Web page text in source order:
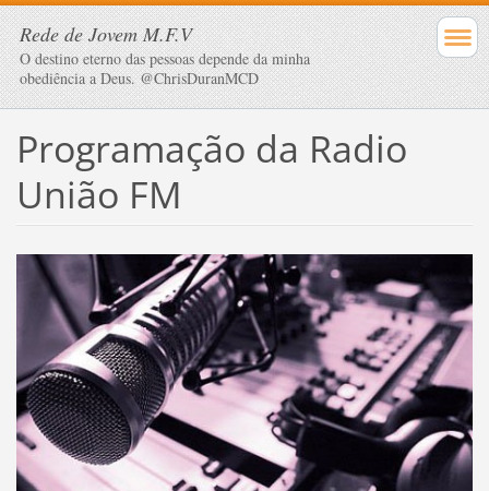
Rede de Jovem M.F.V
O destino eterno das pessoas depende da minha
obediência a Deus. @ChrisDuranMCD
Programação da Radio
União FM